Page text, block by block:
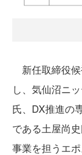
新任取締役
し、気仙沼ニ
氏、DX推進の
である土屋尚
事業を担うエ